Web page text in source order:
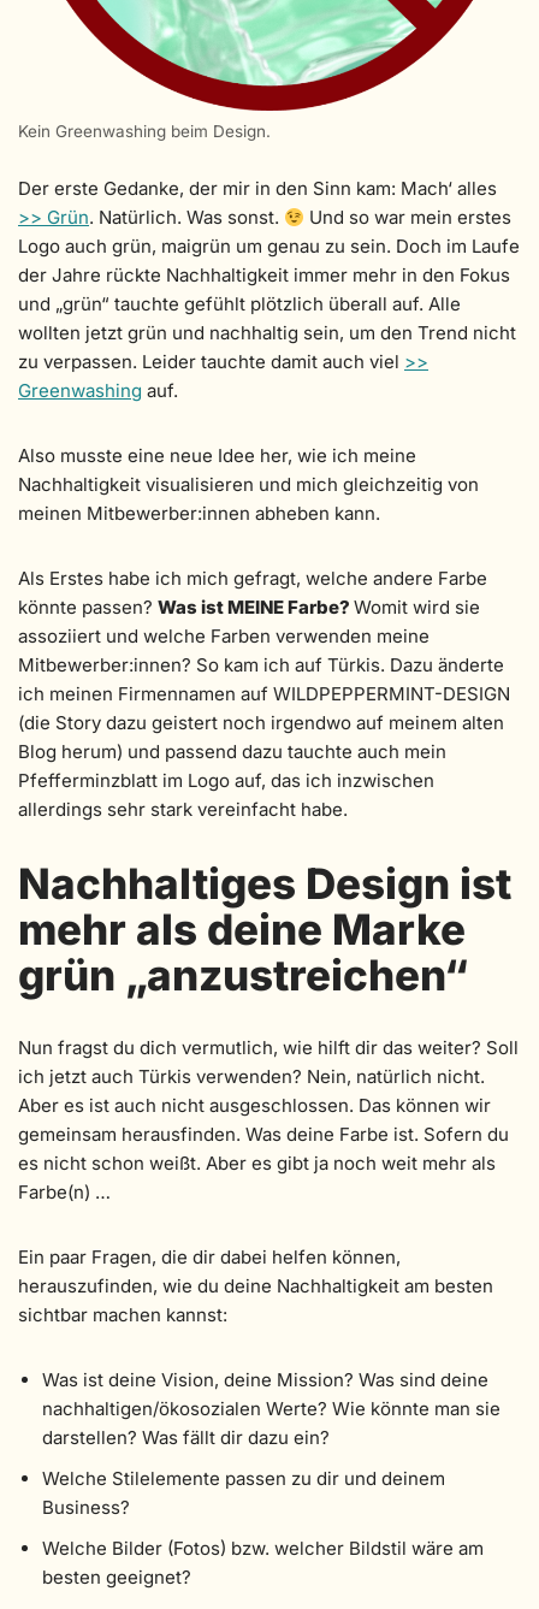
Kein Greenwashing beim Design.
Der erste Gedanke, der mir in den Sinn kam: Mach‘ alles
>> Grün. Natürlich. Was sonst.
Und so war mein erstes
Logo auch grün, maigrün um genau zu sein. Doch im Laufe
der Jahre rückte Nachhaltigkeit immer mehr in den Fokus
und „grün“ tauchte gefühlt plötzlich überall auf. Alle
wollten jetzt grün und nachhaltig sein, um den Trend nicht
zu verpassen. Leider tauchte damit auch viel >>
Greenwashing auf.
Also musste eine neue Idee her, wie ich meine
Nachhaltigkeit visualisieren und mich gleichzeitig von
meinen Mitbewerber:innen abheben kann.
Als Erstes habe ich mich gefragt, welche andere Farbe
könnte passen? Was ist MEINE Farbe? Womit wird sie
assoziiert und welche Farben verwenden meine
Mitbewerber:innen? So kam ich auf Türkis. Dazu änderte
ich meinen Firmennamen auf WILDPEPPERMINT-DESIGN
(die Story dazu geistert noch irgendwo auf meinem alten
Blog herum) und passend dazu tauchte auch mein
Pfefferminzblatt im Logo auf, das ich inzwischen
allerdings sehr stark vereinfacht habe.
Nachhaltiges Design ist
mehr als deine Marke
grün „anzustreichen“
Nun fragst du dich vermutlich, wie hilft dir das weiter? Soll
ich jetzt auch Türkis verwenden? Nein, natürlich nicht.
Aber es ist auch nicht ausgeschlossen. Das können wir
gemeinsam herausfinden. Was deine Farbe ist. Sofern du
es nicht schon weißt. Aber es gibt ja noch weit mehr als
Farbe(n) …
Ein paar Fragen, die dir dabei helfen können,
herauszufinden, wie du deine Nachhaltigkeit am besten
sichtbar machen kannst:
Was ist deine Vision, deine Mission? Was sind deine
nachhaltigen/ökosozialen Werte? Wie könnte man sie
darstellen? Was fällt dir dazu ein?
Welche Stilelemente passen zu dir und deinem
Business?
Welche Bilder (Fotos) bzw. welcher Bildstil wäre am
besten geeignet?